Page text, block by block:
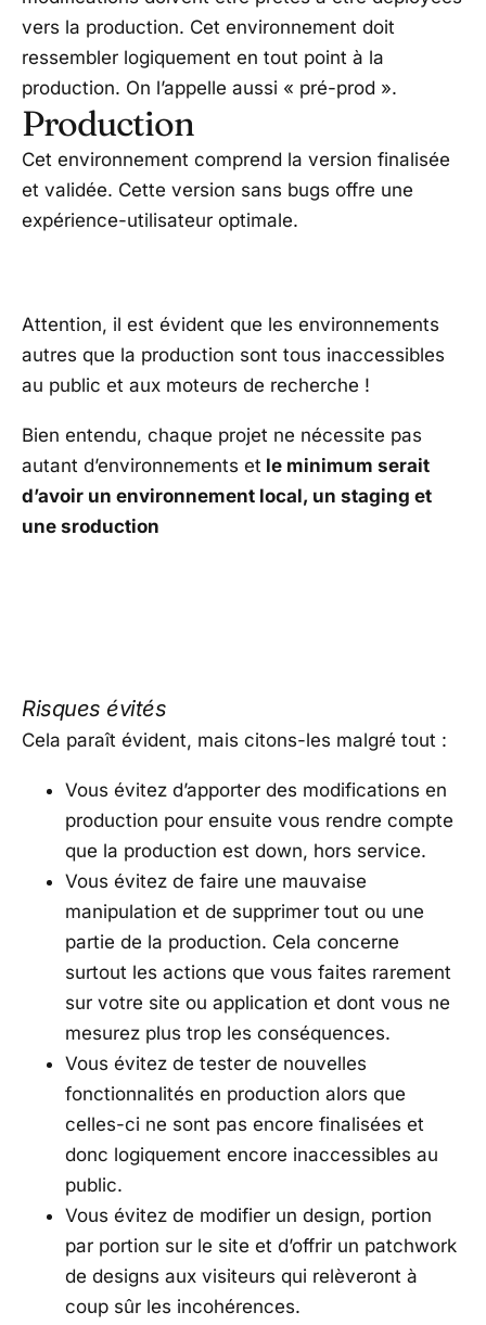
vers la production. Cet environnement doit
ressembler logiquement en tout point à la
production. On l’appelle aussi « pré-prod ».
Production
Cet environnement comprend la version finalisée
et validée. Cette version sans bugs offre une
expérience-utilisateur optimale.
Attention, il est évident que les environnements
autres que la production sont tous inaccessibles
au public et aux moteurs de recherche !
Bien entendu, chaque projet ne nécessite pas
autant d’environnements et le minimum serait
d’avoir un environnement local, un staging et
une sroduction
Risques évités
Cela paraît évident, mais citons-les malgré tout :
Vous évitez d’apporter des modifications en
production pour ensuite vous rendre compte
que la production est down, hors service.
Vous évitez de faire une mauvaise
manipulation et de supprimer tout ou une
partie de la production. Cela concerne
surtout les actions que vous faites rarement
sur votre site ou application et dont vous ne
mesurez plus trop les conséquences.
Vous évitez de tester de nouvelles
fonctionnalités en production alors que
celles-ci ne sont pas encore finalisées et
donc logiquement encore inaccessibles au
public.
Vous évitez de modifier un design, portion
par portion sur le site et d’offrir un patchwork
de designs aux visiteurs qui relèveront à
coup sûr les incohérences.